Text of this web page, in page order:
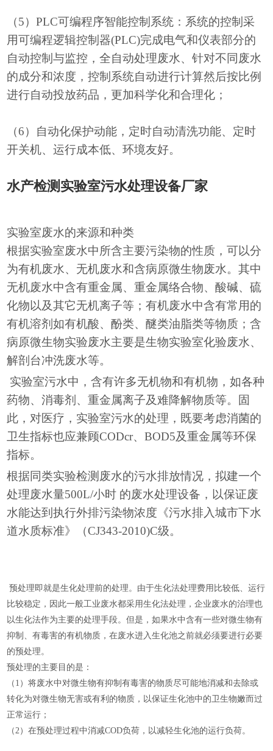
（5）PLC可编程序智能控制系统：系统的控制采
用可编程逻辑控制器(PLC)完成电气和仪表部分的
自动控制与监控，全自动处理废水、针对不同废水
的成分和浓度，控制系统自动进行计算然后按比例
进行自动投放药品，更加科学化和合理化；
（6）自动化保护动能，定时自动清洗功能、定时
开关机、运行成本低、环境友好。
水产检测实验室污水处理设备厂家
实验室废水的来源和种类
根据实验室废水中所含主要污染物的性质，可以分
为有机废水、无机废水和含病原微生物废水。其中
无机废水中含有重金属、重金属络合物、酸碱、硫
化物以及其它无机离子等；有机废水中含有常用的
有机溶剂如有机酸、酚类、醚类油脂类等物质；含
病原微生物实验废水主要是生物实验室化验废水、
解剖台冲洗废水等。
实验室污水中，含有许多无机物和有机物，如各种
药物、消毒剂、重金属离子及难降解物质等。固
此，对医疗，实验室污水的处理，既要考虑消菌的
卫生指标也应兼顾CODcr、BOD5及重金属等环保
指标。
根据同类实验检测废水的污水排放情况，拟建一个
处理废水量500L/小时 的废水处理设备，以保证废
水能达到执行外排污染物浓度《污水排入城市下水
道水质标准》（CJ343-2010)C级。
预处理即就是生化处理前的处理。由于生化法处理费用比较低、运行
比较稳定，因此一般工业废水都采用生化法处理，企业废水的治理也
以生化法作为主要的处理手段。但是，如果水中含有一些对微生物有
抑制、有毒害的有机物质，在废水进入生化池之前就必须要进行必要
的预处理。
预处理的主要目的是：
（1）将废水中对微生物有抑制有毒害的物质尽可能地消减和去除或
转化为对微生物无害或有利的物质，以保证生化池中的卫生物嫩而过
正常运行；
（2）在预处理过程中消减COD负荷，以减轻生化池的运行负荷。